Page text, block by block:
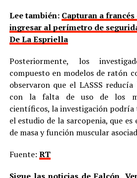
Lee también: Capturan a
ingresar al perímetro de
De La Espriella
Posteriormente, los
compuesto en modelos de ratón
observaron que el LASSS
con la falta de uso de los
científicos, la investigación podría
el estudio de la sarcopenia, que
de masa y función muscular
Fuente: RT